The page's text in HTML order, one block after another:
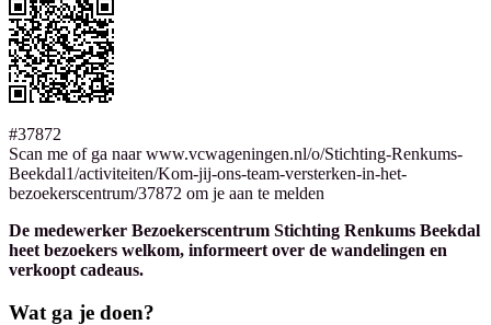
#37872
Scan me of ga naar www.vcwageningen.nl/o/Stichting-Renkums-
Beekdal1/activiteiten/Kom-jij-ons-team-versterken-in-het-
bezoekerscentrum/37872 om je aan te melden
De medewerker Bezoekerscentrum Stichting Renkums Beekdal
heet bezoekers welkom, informeert over de wandelingen en
verkoopt cadeaus.
Wat ga je doen?